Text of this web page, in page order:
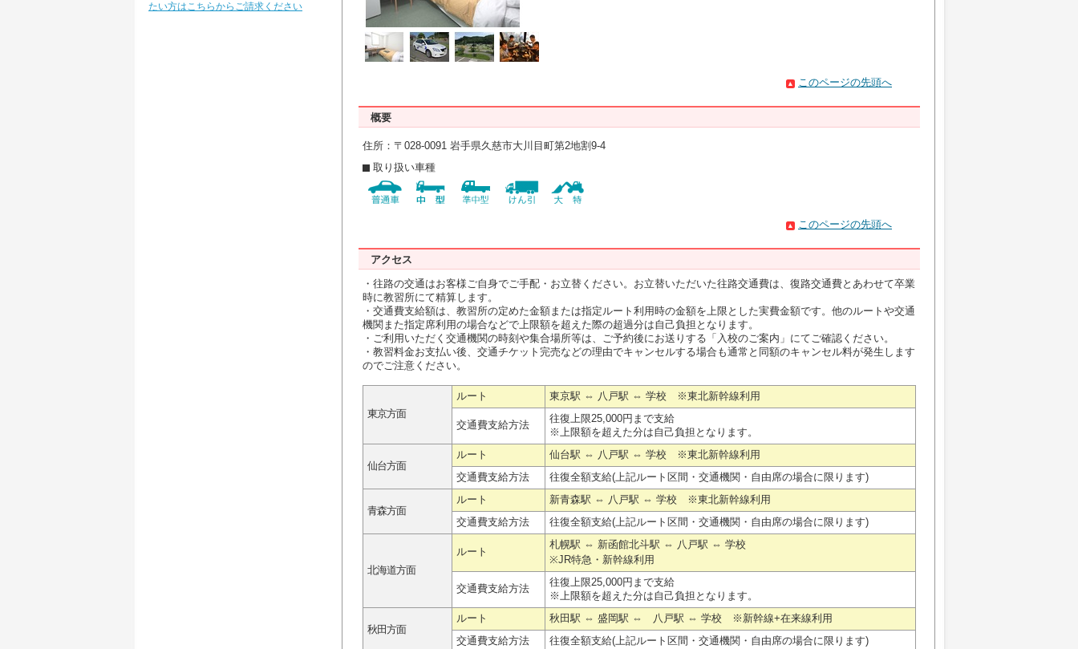
たい方はこちらからご請求ください
このページの先頭へ
概要
住所：〒028-0091 岩手県久慈市大川目町第2地割9-4
取り扱い車種
このページの先頭へ
アクセス
・往路の交通はお客様ご自身でご手配・お立替ください。お立替いただいた往路交通費は、復路交通費とあわせて卒業
時に教習所にて精算します。
・交通費支給額は、教習所の定めた金額または指定ルート利用時の金額を上限とした実費金額です。他のルートや交通
機関また指定席利用の場合などで上限額を超えた際の超過分は自己負担となります。
・ご利用いただく交通機関の時刻や集合場所等は、ご予約後にお送りする「入校のご案内」にてご確認ください。
・教習料金お支払い後、交通チケット完売などの理由でキャンセルする場合も通常と同額のキャンセル料が発生します
のでご注意ください。
東京方面
ルート 東京駅 ⇔ 八戸駅 ⇔ 学校 ※東北新幹線利用
交通費支給方法
往復上限25,000円まで支給
※上限額を超えた分は自己負担となります。
仙台方面
ルート
仙台駅 ⇔ 八戸駅 ⇔ 学校 ※東北新幹線利用
交通費支給方法
往復全額支給(上記ルート区間・交通機関・自由席の場合に限ります)
青森方面
ルート
新青森駅 ⇔ 八戸駅 ⇔ 学校 ※東北新幹線利用
交通費支給方法
往復全額支給(上記ルート区間・交通機関・自由席の場合に限ります)
北海道方面
ルート
札幌駅 ⇔ 新函館北斗駅 ⇔ 八戸駅 ⇔ 学校
※JR特急・新幹線利用
交通費支給方法
往復上限25,000円まで支給
※上限額を超えた分は自己負担となります。
秋田方面
ルート
秋田駅 ⇔ 盛岡駅 ⇔ 八戸駅 ⇔ 学校 ※新幹線+在来線利用
交通費支給方法
往復全額支給(上記ルート区間・交通機関・自由席の場合に限ります)